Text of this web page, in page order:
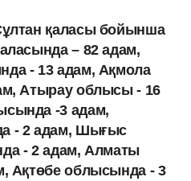
қаласы бойынша
– 82 адам,
- 13 адам, Ақмола
Атырау облысы - 16
-3 адам,
- 2 адам, Шығыс
- 2 адам, Алматы
Ақтөбе облысында - 3